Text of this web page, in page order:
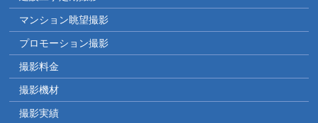
マンション眺望撮影
プロモーション撮影
撮影料金
撮影機材
撮影実績